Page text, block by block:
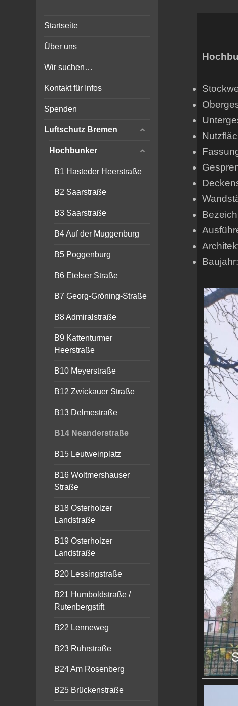
Bunker-Kiel.com
Wilhelmshaven Flensburg
Rendsburg Luftschutz Stollen
Startseite
Über uns
Wir suchen…
Kontakt für Infos
Spenden
Luftschutz Bremen
expand
menu
Hochbunker
expand
menu
B1 Hasteder Heerstraße
B2 Saarstraße
B3 Saarstraße
B4 Auf der Muggenburg
B5 Poggenburg
B6 Etelser Straße
B7 Georg-Gröning-Straße
B8 Admiralstraße
B9 Kattenturmer
Heerstraße
B10 Meyerstraße
B12 Zwickauer Straße
B13 Delmestraße
B14 Neanderstraße
B15 Leutweinplatz
B16 Woltmershauser
Straße
B18 Osterholzer
Landstraße
B19 Osterholzer
Landstraße
B20 Lessingstraße
B21 Humboldstraße /
Rutenbergstift
B22 Lenneweg
B23 Ruhrstraße
B24 Am Rosenberg
B25 Brückenstraße